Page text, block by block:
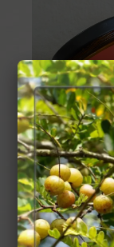
【現貨】辛本
NT$300